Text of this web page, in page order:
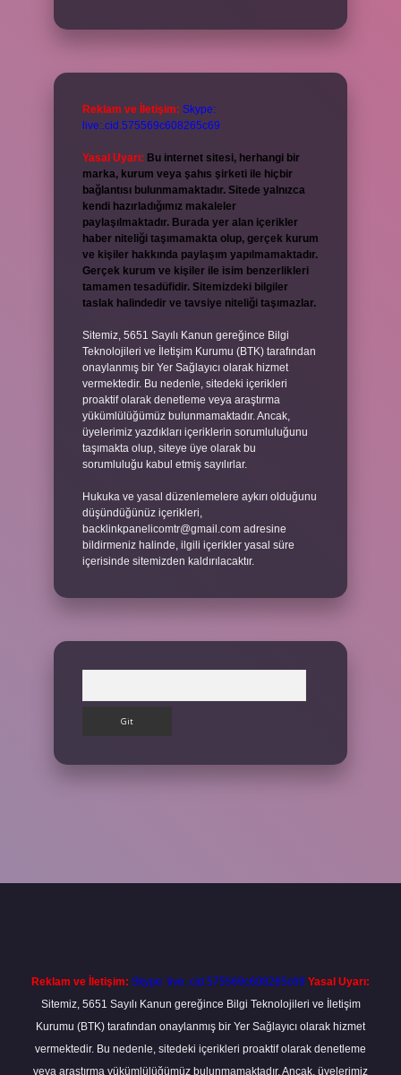
Reklam ve İletişim: Skype:
live:.cid.575569c608265c69
Yasal Uyarı: Bu internet sitesi, herhangi bir
marka, kurum veya şahıs şirketi ile hiçbir
bağlantısı bulunmamaktadır. Sitede yalnızca
kendi hazırladığımız makaleler
paylaşılmaktadır. Burada yer alan içerikler
haber niteliği taşımamakta olup, gerçek kurum
ve kişiler hakkında paylaşım yapılmamaktadır.
Gerçek kurum ve kişiler ile isim benzerlikleri
tamamen tesadüfidir. Sitemizdeki bilgiler
taslak halindedir ve tavsiye niteliği taşımazlar.
Sitemiz, 5651 Sayılı Kanun gereğince Bilgi
Teknolojileri ve İletişim Kurumu (BTK) tarafından
onaylanmış bir Yer Sağlayıcı olarak hizmet
vermektedir. Bu nedenle, sitedeki içerikleri
proaktif olarak denetleme veya araştırma
yükümlülüğümüz bulunmamaktadır. Ancak,
üyelerimiz yazdıkları içeriklerin sorumluluğunu
taşımakta olup, siteye üye olarak bu
sorumluluğu kabul etmiş sayılırlar.
Hukuka ve yasal düzenlemelere aykırı olduğunu
düşündüğünüz içerikleri,
backlinkpanelicomtr@gmail.com adresine
bildirmeniz halinde, ilgili içerikler yasal süre
içerisinde sitemizden kaldırılacaktır.
Reklam ve İletişim: Skype: live:.cid.575569c608265c69 Yasal Uyarı:
Sitemiz, 5651 Sayılı Kanun gereğince Bilgi Teknolojileri ve İletişim
Kurumu (BTK) tarafından onaylanmış bir Yer Sağlayıcı olarak hizmet
vermektedir. Bu nedenle, sitedeki içerikleri proaktif olarak denetleme
veya araştırma yükümlülüğümüz bulunmamaktadır. Ancak, üyelerimiz